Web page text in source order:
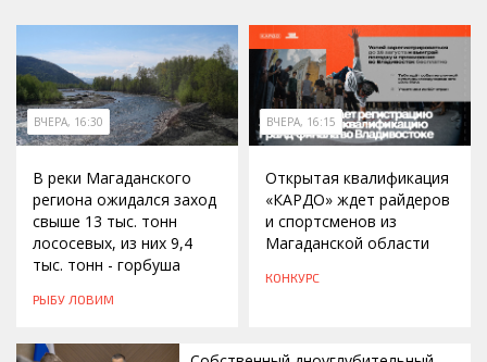
ВЧЕРА, 16:30
В реки Магаданского
региона ожидался заход
свыше 13 тыс. тонн
лососевых, из них 9,4
тыс. тонн - горбуша
РЫБУ ЛОВИМ
ВЧЕРА, 16:15
Открытая квалификация
«КАРДО» ждет райдеров
и спортсменов из
Магаданской области
КОНКУРС